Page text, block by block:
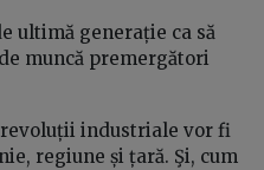
ultimă generație ca să
muncă premergători
industriale vor fi
regiune și țară. Şi, cum